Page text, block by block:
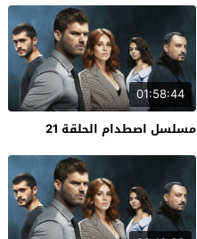
01:58:44
مسلسل اصطدام الحلقة 21